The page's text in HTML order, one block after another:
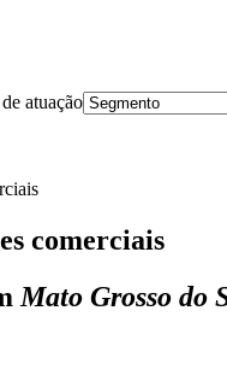
atuação
comerciais
Mato Grosso do